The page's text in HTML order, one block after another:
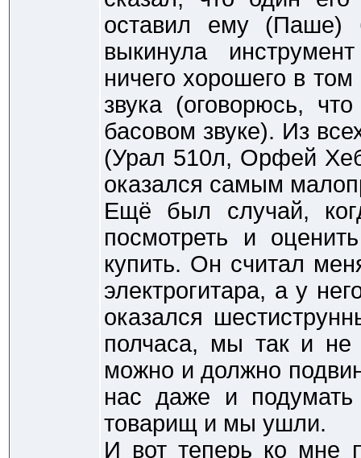
оставил ему (Паше)
выкинула
ничего хорошего в
звука (оговорюсь,
басовом звуке). Из
(Урал 510л, Орфей
оказался самым
Ещё был случай,
посмотреть и
купить. Он считал
электрогитара, а у
оказался
полчаса, мы так и не
можно и должно
нас даже и
товарищ и мы ушли.
И вот теперь ко мне